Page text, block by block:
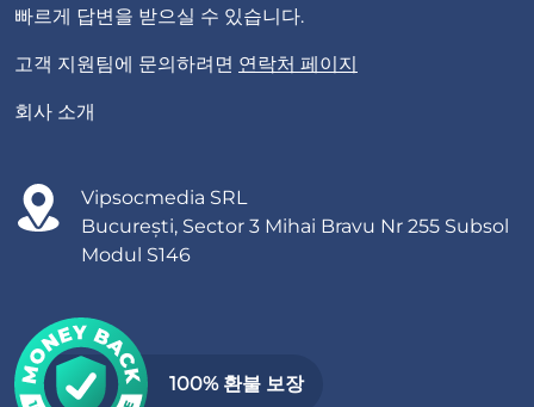
빠르게 답변을 받으실 수 있습니다.
고객 지원팀에 문의하려면 연락처 페이지
회사 소개
Vipsocmedia SRL
București, Sector 3 Mihai Bravu Nr 255 Subsol
Modul S146
100% 환불 보장